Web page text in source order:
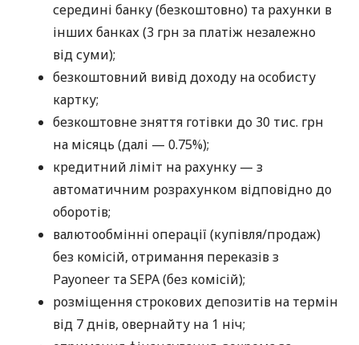
середині банку (безкоштовно) та рахунки в
інших банках (3 грн за платіж незалежно
від суми);
безкоштовний вивід доходу на особисту
картку;
безкоштовне зняття готівки до 30 тис. грн
на місяць (далі — 0.75%);
кредитний ліміт на рахунку — з
автоматичним розрахунком відповідно до
оборотів;
валютообмінні операції (купівля/продаж)
без комісій, отримання переказів з
Payoneer та SEPA (без комісій);
розміщення строкових депозитів на термін
від 7 днів, овернайту на 1 ніч;